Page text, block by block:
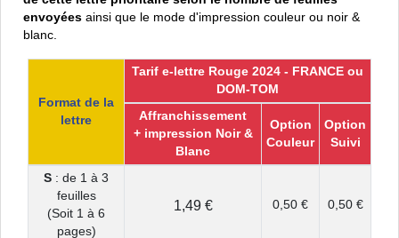
envoyéesainsi que le mode d'impression couleur ou noir &
blanc.
Format de la
lettre
Tarif e-lettre Rouge 2024 - FRANCE ou
DOM-TOM
Affranchissement
+ impression Noir &
Blanc
Option
Couleur
Option
Suivi
S : de 1 à 3
feuilles
(Soit 1 à 6
pages)
1,49 € 0,50 € 0,50 €